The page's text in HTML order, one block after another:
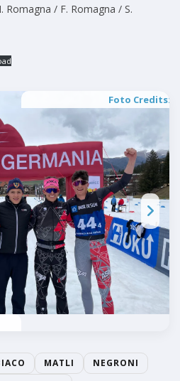
/ F. Romagna / S.
Foto Credits:
MATLI
NEGRONI